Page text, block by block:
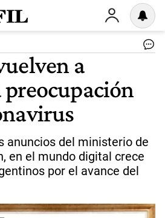
a
anuncios del ministerio de
en el mundo digital crece
por el avance del